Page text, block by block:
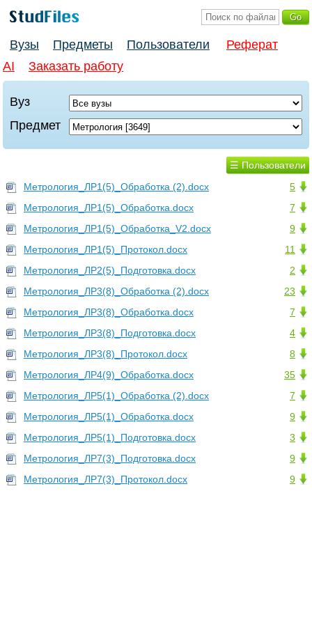
Вузы Предметы Пользователи
Реферат
AI
Заказать работу
Вуз
Предмет
☰ Пользователи
5
Метрология_ЛР1(5)_Обработка (2).docx
7
Метрология_ЛР1(5)_Обработка.docx
9
Метрология_ЛР1(5)_Обработка_V2.docx
11
Метрология_ЛР1(5)_Протокол.docx
2
Метрология_ЛР2(5)_Подготовка.docx
23
Метрология_ЛР3(8)_Обработка (2).docx
7
Метрология_ЛР3(8)_Обработка.docx
4
Метрология_ЛР3(8)_Подготовка.docx
8
Метрология_ЛР3(8)_Протокол.docx
35
Метрология_ЛР4(9)_Обработка.docx
7
Метрология_ЛР5(1)_Обработка (2).docx
9
Метрология_ЛР5(1)_Обработка.docx
3
Метрология_ЛР5(1)_Подготовка.docx
9
Метрология_ЛР7(3)_Подготовка.docx
9
Метрология_ЛР7(3)_Протокол.docx